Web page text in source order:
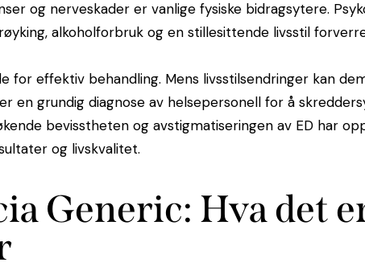
og nerveskader er vanlige fysiske bidragsytere.
alkoholforbruk og en stillesittende livsstil
for effektiv behandling. Mens livsstilsendringer kan
en grundig diagnose av helsepersonell for å
bevisstheten og avstigmatiseringen av ED har
og livskvalitet.
Generic: Hva det